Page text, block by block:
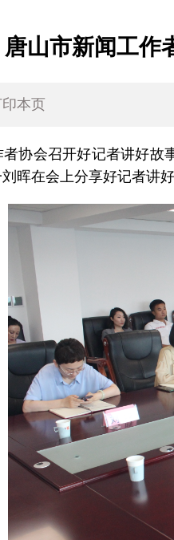
唐山市新闻工作
本页
协会召开好记者讲好故
晖在会上分享好记者讲